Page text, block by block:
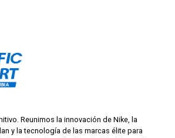
Reunimos la innovación de Nike, la
y la tecnología de las marcas élite para